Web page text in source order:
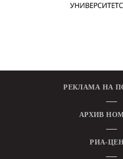
РЕКЛАМА НА
АРХИВ
РИА-